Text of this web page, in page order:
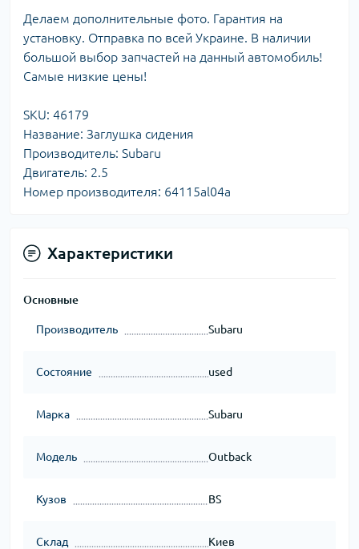
Делаем дополнительные фото. Гарантия на
установку. Отправка по всей Украине. В наличии
большой выбор запчастей на данный автомобиль!
Самые низкие цены!
SKU: 46179
Название: Заглушка сидения
Производитель: Subaru
Двигатель: 2.5
Номер производителя: 64115al04a
Характеристики
Основные
Производитель Subaru
Состояние used
Марка Subaru
Модель Outback
Кузов BS
Склад Киев